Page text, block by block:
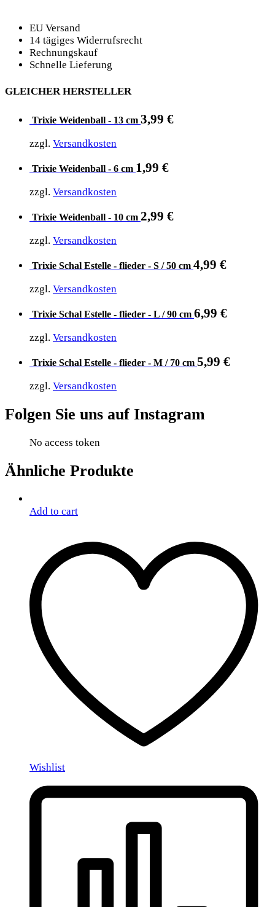
EU Versand
14 tägiges Widerrufsrecht
Rechnungskauf
Schnelle Lieferung
GLEICHER HERSTELLER
Trixie Weidenball - 13 cm 3,99 €
zzgl. Versandkosten
Trixie Weidenball - 6 cm 1,99 €
zzgl. Versandkosten
Trixie Weidenball - 10 cm 2,99 €
zzgl. Versandkosten
Trixie Schal Estelle - flieder - S / 50 cm 4,99 €
zzgl. Versandkosten
Trixie Schal Estelle - flieder - L / 90 cm 6,99 €
zzgl. Versandkosten
Trixie Schal Estelle - flieder - M / 70 cm 5,99 €
zzgl. Versandkosten
Folgen Sie uns auf Instagram
No access token
Ähnliche Produkte
Add to cart
Wishlist